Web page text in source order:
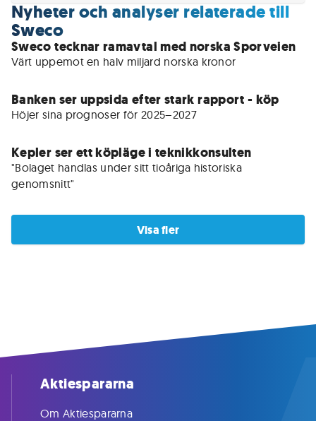
Nyheter och analyser relaterade till
Sweco
Sweco tecknar ramavtal med norska Sporveien
Värt uppemot en halv miljard norska kronor
Banken ser uppsida efter stark rapport - köp
Höjer sina prognoser för 2025–2027
Kepler ser ett köpläge i teknikkonsulten
"Bolaget handlas under sitt tioåriga historiska
genomsnitt"
Visa fler
Aktiespararna
Om Aktiespararna